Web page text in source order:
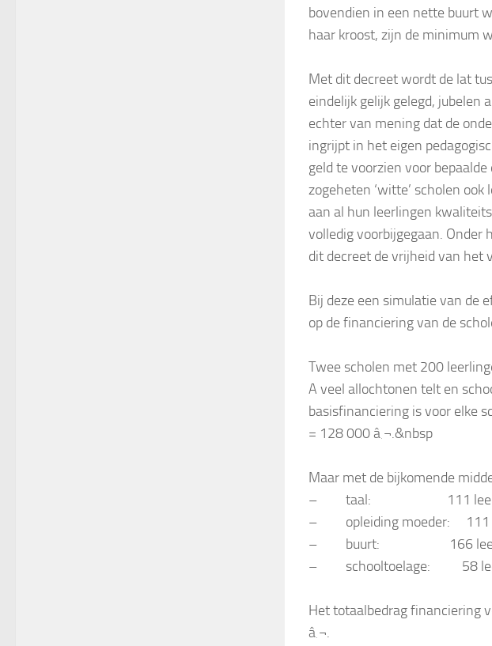
bovendien in een nette buurt
haar kroost, zijn de minimum
Met dit decreet wordt de lat
eindelijk gelijk gelegd, jubelen
echter van mening dat de
ingrijpt in het eigen
geld te voorzien voor
zogeheten ‘witte’ scholen
aan al hun leerlingen
volledig voorbijgegaan. Onder
dit decreet de vrijheid van het
Bij deze een simulatie van de
op de financiering van de
Twee scholen met 200
A veel allochtonen telt en
basisfinanciering is voor elke
= 128 000 â‚¬.&nbsp
Maar met de bijkomende
– taal: 111 leerlingen
– opleiding moeder: 111
– buurt: 166
– schooltoelage: 58
Het totaalbedrag financiering
â‚¬.